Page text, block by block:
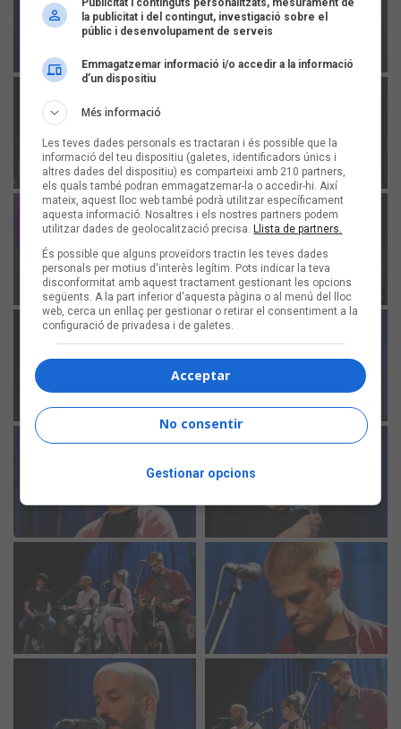
Publicitat i continguts personalitzats, mesurament de
la publicitat i del contingut, investigació sobre el
públic i desenvolupament de serveis
Emmagatzemar informació i/o accedir a la informació
d’un dispositiu
Més informació
Les teves dades personals es tractaran i és possible que la
informació del teu dispositiu (galetes, identificadors únics i
altres dades del dispositiu) es comparteixi amb 210 partners,
els quals també podran emmagatzemar-la o accedir-hi. Així
mateix, aquest lloc web també podrà utilitzar específicament
aquesta informació. Nosaltres i els nostres partners podem
utilitzar dades de geolocalització precisa. Llista de partners.
És possible que alguns proveïdors tractin les teves dades
personals per motius d'interès legítim. Pots indicar la teva
disconformitat amb aquest tractament gestionant les opcions
següents. A la part inferior d'aquesta pàgina o al menú del lloc
web, cerca un enllaç per gestionar o retirar el consentiment a la
configuració de privadesa i de galetes.
Acceptar
No consentir
Gestionar opcions